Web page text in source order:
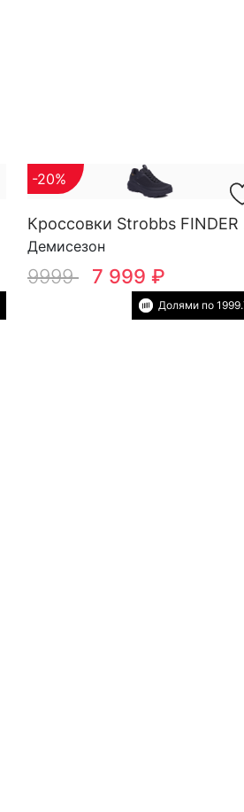
Демисезон
-20%
9999 7 999 ₽
Долями по